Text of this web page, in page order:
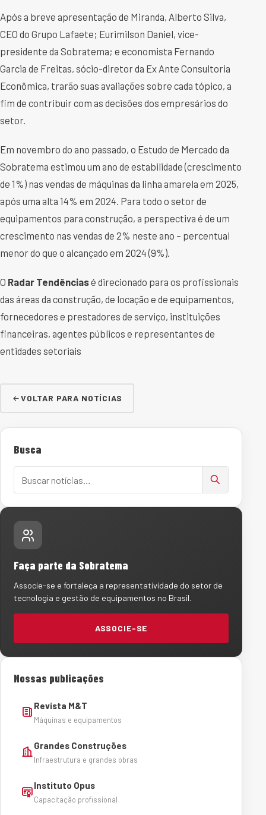
Após a breve apresentação de Miranda, Alberto Silva,
CEO do Grupo Lafaete; Eurimilson Daniel, vice-
presidente da Sobratema; e economista Fernando
Garcia de Freitas, sócio-diretor da Ex Ante Consultoria
Econômica, trarão suas avaliações sobre cada tópico, a
fim de contribuir com as decisões dos empresários do
setor.
Em novembro do ano passado, o Estudo de Mercado da
Sobratema estimou um ano de estabilidade (crescimento
de 1%) nas vendas de máquinas da linha amarela em 2025,
após uma alta 14% em 2024. Para todo o setor de
equipamentos para construção, a perspectiva é de um
crescimento nas vendas de 2% neste ano – percentual
menor do que o alcançado em 2024 (9%).
O Radar Tendênciasé direcionado para os profissionais
das áreas da construção, de locação e de equipamentos,
fornecedores e prestadores de serviço, instituições
financeiras, agentes públicos e representantes de
entidades setoriais
VOLTAR PARA NOTÍCIAS
Busca
Faça parte da Sobratema
Associe-se e fortaleça a representatividade do setor de
tecnologia e gestão de equipamentos no Brasil.
ASSOCIE-SE
Nossas publicações
Revista M&T
Máquinas e equipamentos
Grandes Construções
Infraestrutura e grandes obras
Instituto Opus
Capacitação profissional